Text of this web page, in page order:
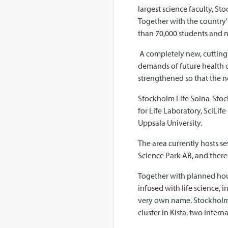
largest science faculty,
Together with the
than 70,000 students and
A completely new,
demands of future health
strengthened so that the
Stockholm Life Solna-
for Life Laboratory,
Uppsala University.
The area currently hosts
Science Park AB, and
Together with planned
infused with life science,
very own name.
cluster in Kista, two